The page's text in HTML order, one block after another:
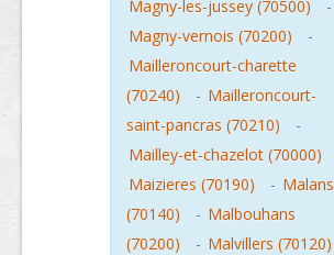
Magny-les-jussey (70500)
-
Magny-vernois (70200)
-
Mailleroncourt-charette
(70240)
- Mailleroncourt-
saint-pancras (70210)
-
Mailley-et-chazelot (70000)
Maizieres (70190)
- Malans
(70140)
- Malbouhans
(70200)
- Malvillers (70120)